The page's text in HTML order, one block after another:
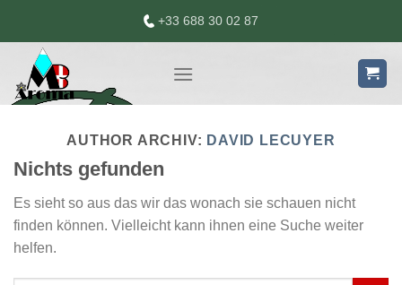
content
+33 688 30 02 87
AUTHOR ARCHIV: DAVID LECUYER
Nichts gefunden
Es sieht so aus das wir das wonach sie schauen nicht
finden können. Vielleicht kann ihnen eine Suche weiter
helfen.